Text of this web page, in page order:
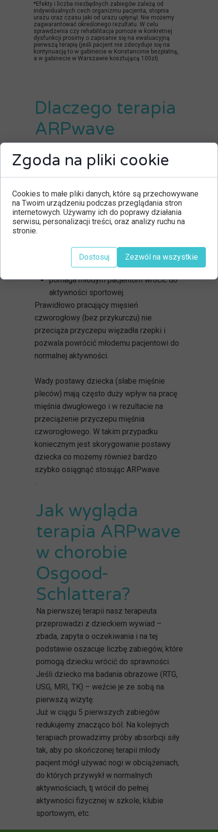
*Efekty i liczba niezbędnych zabiegów zależą od
indywidualnych cech organizmu pacjenta, stopnia
urazu oraz czasu jaki od urazu upłynął. Nie możemy
zagwarantować określonego rezultatu. W celu
sprawdzenia czy rehabilitacja pomoże w konkretnej
dysfunkcji prosimy o zapisanie się na ewaluacyjną
pierwszą terapię (jeśli pacjent nie zdecyduje się na
kontynuację to w gabinecie w Konstancinie bezpłatną,
a w gabinecie w Warszawie kosztującą 100zł).
Dlaczego terapia
ARPwave
pomoże w
leczeniu choroby
Osgood-
Schlattera?
Terapia ARPwave:
czworogłowego,
bardzo szybko likwiduje ból,
pomaga młodym pacjentom wrócić do
aktywności sportowej.
Prawidłowo pracujący mięsień
czworogłowy (bez przykurczu) nie
przeciąża przyczepu więzadła rzepki i
pozwala powrócić młodemu pacjentowi do
normalnej aktywności.
Wady postawy dziecka (słabe mięśnie
pleców) mają często duży wpływ na pracę
mięśnia dwugłowego i w rezultacie na
przeciążenie przyczepu mięśnia
czworogłowego. W takim przypadku
koniecznym jest skorygowanie postawy
dziecka co możemy również bardzo
szybko osiągnąć stosując ARPwave.
.
Jak wygląda
terapia ARPwave
w chorobie
Osgood-
Schlattera?
Na pierwszej terapii nasz terapeuta
przeprowadzi z dzieckiem wywiad –
zbada, zapyta o oczekiwania i na tej
podstawie oszacuje liczbę zabiegów, które
pomogą dziecku wrócić do sprawności.
Jeśli dziecko ma badania obrazowe (RTG,
USG, MRI, TK) – weźcie je ze sobą na
pierwszą wizytę.
Już w ciągu 5 pierwszych zabiegów
redukujemy znacząco ból. Na kolejnych
terapiach prowadzimy próby absorbcji siły
tak, aby po skończonej terapii młody
pacjent mógł używać nogi w obciążeniach,
do których przywykł w normalnych
aktywnościach, tj wrócił do pełnej
aktywności fizycznej w szkole, klubie
sportowym, etc.
Zgoda na pliki cookie
Cookies to małe pliki danych, które są przechowywane
na Twoim urządzeniu podczas przeglądania stron
internetowych. Używamy ich do poprawy działania
serwisu, personalizacji treści, oraz analizy ruchu na
stronie.
Dostosuj Zezwól na wszystkie